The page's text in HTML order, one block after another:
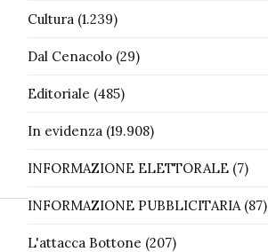
Cultura(1.239)
Dal Cenacolo(29)
Editoriale (485)
In evidenza(19.908)
INFORMAZIONE ELETTORALE(7)
INFORMAZIONE PUBBLICITARIA(87)
L'attacca Bottone (207)